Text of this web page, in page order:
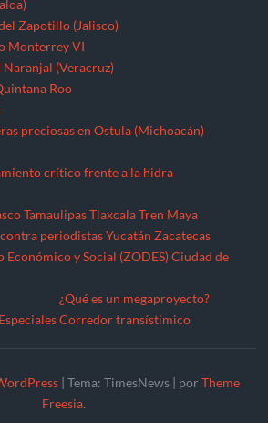
Zapotillo (Jalisco)
Monterrey VI
(Veracruz)
Roo
preciosas en Ostula (Michoacán)
crítico frente a la hidra
Tamaulipas Tlaxcala Tren Maya
periodistas Yucatán Zacatecas
Económico y Social (ZODES) Ciudad de
¿Qué es un megaproyecto?
Corredor transístimico
|Tema: TimesNews | porTheme
Freesia.